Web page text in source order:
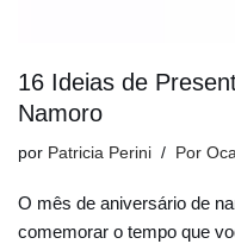
16 Ideias de
Namoro
por Patricia Perini Por
O mês de aniversário de
comemorar o tempo que